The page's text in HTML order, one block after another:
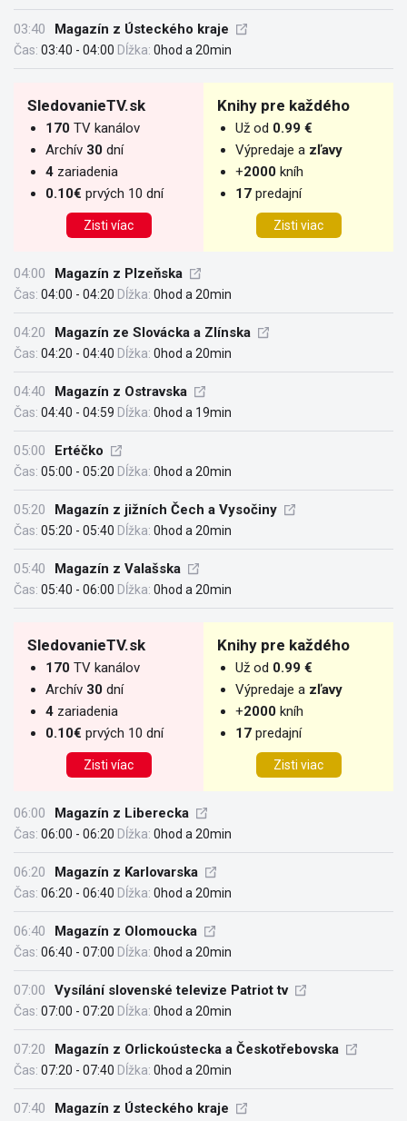
03:40 Magazín z Ústeckého kraje
Čas: 03:40 - 04:00 Dĺžka: 0hod a 20min
SledovanieTV.sk
170 TV kanálov
Archív 30 dní
4 zariadenia
0.10€ prvých 10 dní
Zisti víac
Knihy pre každého
Už od 0.99 €
Výpredaje a zľavy
+2000 kníh
17 predajní
Zisti viac
04:00 Magazín z Plzeňska
Čas: 04:00 - 04:20 Dĺžka: 0hod a 20min
04:20 Magazín ze Slovácka a Zlínska
Čas: 04:20 - 04:40 Dĺžka: 0hod a 20min
04:40 Magazín z Ostravska
Čas: 04:40 - 04:59 Dĺžka: 0hod a 19min
05:00 Ertéčko
Čas: 05:00 - 05:20 Dĺžka: 0hod a 20min
05:20 Magazín z jižních Čech a Vysočiny
Čas: 05:20 - 05:40 Dĺžka: 0hod a 20min
05:40 Magazín z Valašska
Čas: 05:40 - 06:00 Dĺžka: 0hod a 20min
SledovanieTV.sk
170 TV kanálov
Archív 30 dní
4 zariadenia
0.10€ prvých 10 dní
Zisti víac
Knihy pre každého
Už od 0.99 €
Výpredaje a zľavy
+2000 kníh
17 predajní
Zisti viac
06:00 Magazín z Liberecka
Čas: 06:00 - 06:20 Dĺžka: 0hod a 20min
06:20 Magazín z Karlovarska
Čas: 06:20 - 06:40 Dĺžka: 0hod a 20min
06:40 Magazín z Olomoucka
Čas: 06:40 - 07:00 Dĺžka: 0hod a 20min
07:00 Vysílání slovenské televize Patriot tv
Čas: 07:00 - 07:20 Dĺžka: 0hod a 20min
07:20 Magazín z Orlickoústecka a Českotřebovska
Čas: 07:20 - 07:40 Dĺžka: 0hod a 20min
07:40 Magazín z Ústeckého kraje